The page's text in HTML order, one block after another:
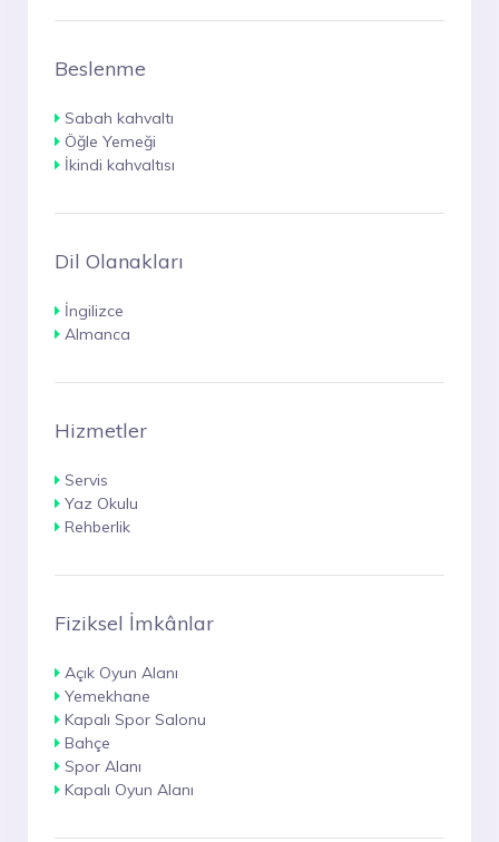
Beslenme
Sabah kahvaltı
Öğle Yemeği
İkindi kahvaltısı
Dil Olanakları
İngilizce
Almanca
Hizmetler
Servis
Yaz Okulu
Rehberlik
Fiziksel İmkânlar
Açık Oyun Alanı
Yemekhane
Kapalı Spor Salonu
Bahçe
Spor Alanı
Kapalı Oyun Alanı